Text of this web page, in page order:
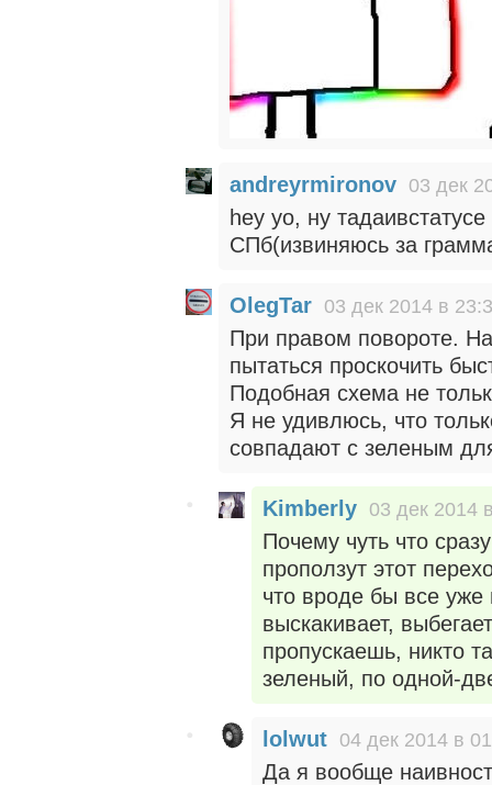
andreyrmironov 03 дек
hey yo, ну
СПб(извиняюсь за
OlegTar 03 дек 2014 в
При правом повороте.
пытаться проскочить
Подобная схема не
Я не удивлюсь, что
совпадают с зеленым
Kimberly 03 дек 2014
Почему чуть что
проползут этот
что вроде бы все уже
выскакивает,
пропускаешь, никто
зеленый, по одной-
lolwut 04 дек 2014 в
Да я вообще